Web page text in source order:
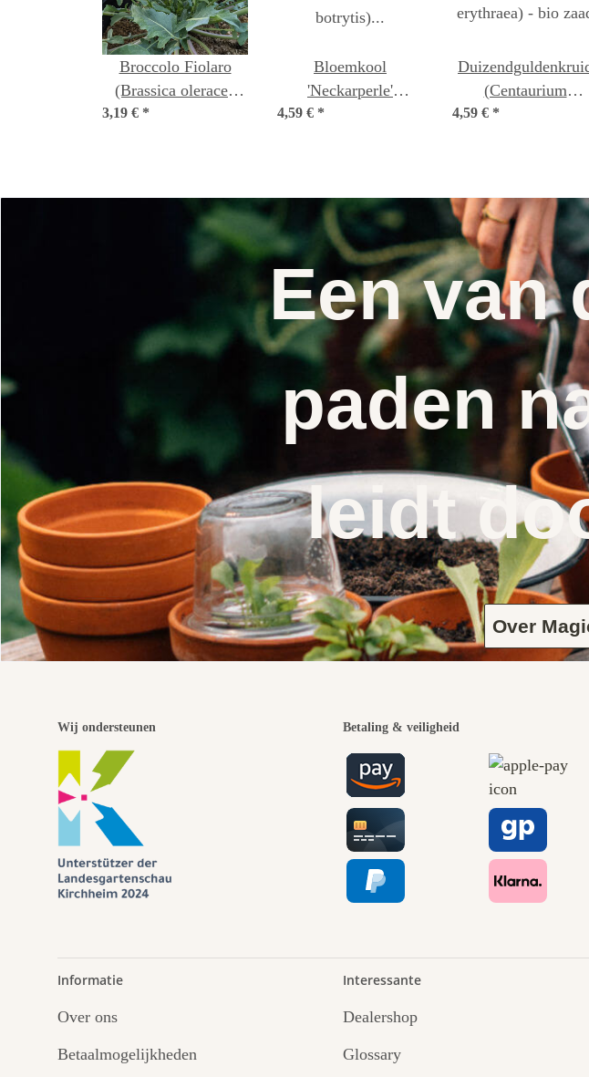
Broccolo Fiolaro
(Brassica oleracea
var. Italica) bio
3,19 € *
Bloemkool
'Neckarperle'
(Brassica oleracea
4,59 € *
(Centaurium
erythraea) - bio zaad
4,59 € *
Een van
paden
leidt
Over
Wij ondersteunen Betaling & veiligheid
Informatie
Over ons
Betaalmogelijkheden
Interessante
Dealershop
Glossary